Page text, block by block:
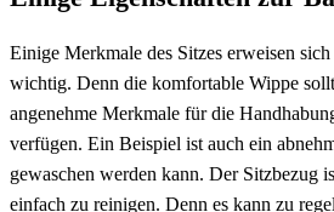
Einige Merkmale des Sitzes erweisen
wichtig. Denn die komfortable Wippe
angenehme Merkmale für die
verfügen. Ein Beispiel ist auch ein
gewaschen werden kann. Der Sitzbezug
einfach zu reinigen. Denn es kann zu